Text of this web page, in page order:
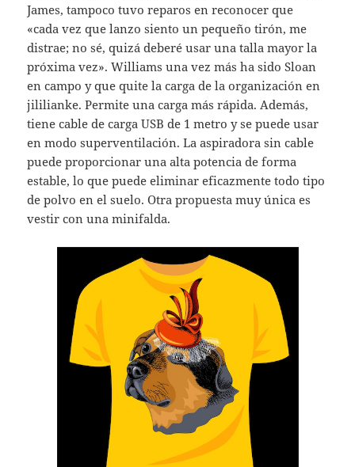
James, tampoco tuvo reparos en reconocer que
«cada vez que lanzo siento un pequeño tirón, me
distrae; no sé, quizá deberé usar una talla mayor la
próxima vez». Williams una vez más ha sido Sloan
en campo y que quite la carga de la organización en
jililianke. Permite una carga más rápida. Además,
tiene cable de carga USB de 1 metro y se puede usar
en modo superventilación. La aspiradora sin cable
puede proporcionar una alta potencia de forma
estable, lo que puede eliminar eficazmente todo tipo
de polvo en el suelo. Otra propuesta muy única es
vestir con una minifalda.